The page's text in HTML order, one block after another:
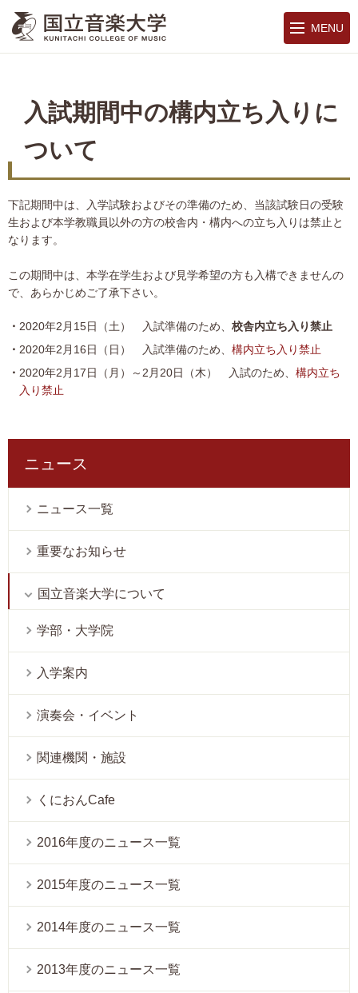
MENU
入試期間中の構内立ち入りに
ついて
下記期間中は、入学試験およびその準備のため、当該試験日の受験
生および本学教職員以外の方の校舎内・構内への立ち入りは禁止と
なります。
この期間中は、本学在学生および見学希望の方も入構できませんの
で、あらかじめご了承下さい。
2020年2月15日（土） 入試準備のため、 校舎内立ち入り禁止
2020年2月16日（日） 入試準備のため、 構内立ち入り禁止
2020年2月17日（月）～2月20日（木） 入試のため、 構内立ち
入り禁止
ニュース
ニュース一覧
重要なお知らせ
国立音楽大学について
学部・大学院
入学案内
演奏会・イベント
関連機関・施設
くにおんCafe
2016年度のニュース一覧
2015年度のニュース一覧
2014年度のニュース一覧
2013年度のニュース一覧